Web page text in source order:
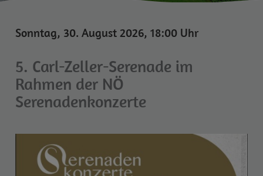
Sonntag, 30. August 2026, 18:00 Uhr
5. Carl-Zeller-Serenade im
Rahmen der NÖ
Serenadenkonzerte